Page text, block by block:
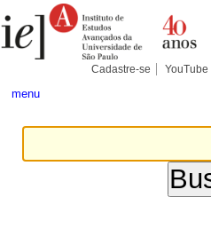
para
conteúdo.
Pessoais
Cadastre-se YouTube
menu